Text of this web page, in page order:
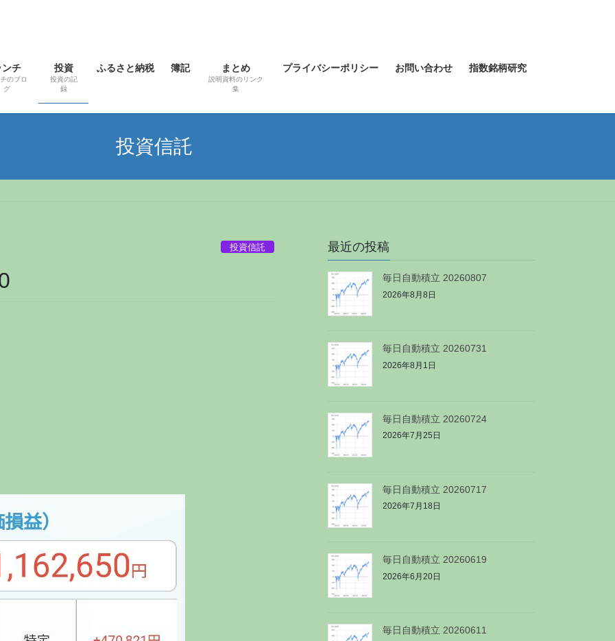
ンチ
のブロ
グ
投資
投資の記
録
ふるさと納税 簿記 まとめ
説明資料のリンク
集
プライバシーポリシー お問い合わせ 指数銘柄研究
投資信託
投資信託 最近の投稿
毎日自動積立 20260807
2026年8月8日
毎日自動積立 20260731
2026年8月1日
毎日自動積立 20260724
2026年7月25日
毎日自動積立 20260717
2026年7月18日
毎日自動積立 20260619
2026年6月20日
毎日自動積立 20260611